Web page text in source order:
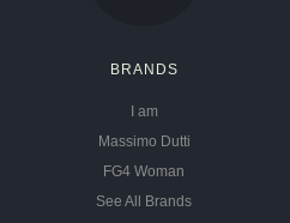
BRANDS
I am
Massimo Dutti
FG4 Woman
See All Brands